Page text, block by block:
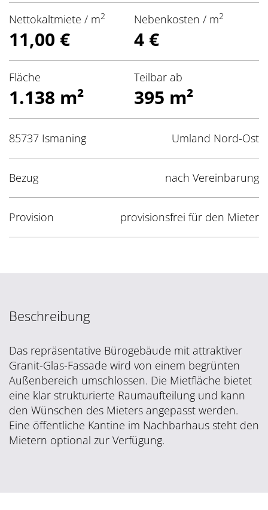
Nettokaltmiete / m2
11,00 €
Nebenkosten / m2
4 €
Fläche
1.138 m²
Teilbar ab
395 m²
85737 Ismaning Umland Nord-Ost
Bezug nach Vereinbarung
Provision provisionsfrei für den Mieter
Beschreibung
Das repräsentative Bürogebäude mit attraktiver
Granit-Glas-Fassade wird von einem begrünten
Außenbereich umschlossen. Die Mietfläche bietet
eine klar strukturierte Raumaufteilung und kann
den Wünschen des Mieters angepasst werden.
Eine öffentliche Kantine im Nachbarhaus steht den
Mietern optional zur Verfügung.